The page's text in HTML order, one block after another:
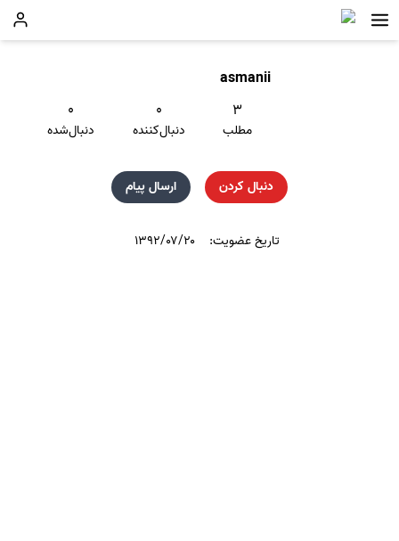
asmanii
۳
مطلب
۰
دنبال‌کننده
۰
دنبال‌شده
دنبال کردن ارسال پیام
تاریخ عضویت: ۱۳۹۲/۰۷/۲۰